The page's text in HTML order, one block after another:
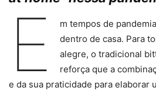
E
m tempos de
dentro de casa. Para
alegre, o tradicional
reforça que a
e da sua praticidade para elaborar